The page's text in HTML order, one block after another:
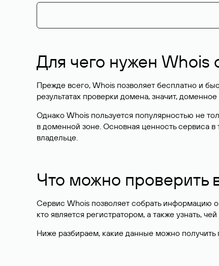
Для чего нужен Whois
Прежде всего, Whois позволяет бесплатно и
результатах проверки домена, значит,
Однако Whois пользуется популярностью не
в доменной зоне. Основная ценность сервиса
владельце.
Что можно проверить
Сервис Whois позволяет собрать информацию
кто является регистратором, а также узнать, чей
Ниже разбираем, какие данные можно